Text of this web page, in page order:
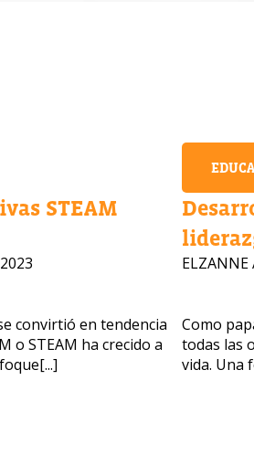
STEAM
convirtió en tendencia
o STEAM ha crecido a
ELZANNE
Como
todas las
vida. Una
nuestros
responderán tus preguntas